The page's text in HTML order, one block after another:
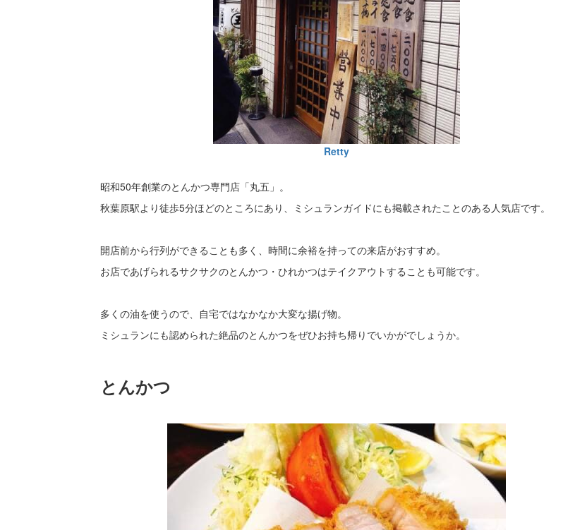
Retty
昭和50年創業のとんかつ専門店「丸五」。
秋葉原駅より徒歩5分ほどのところにあり、ミシュランガイドにも掲載されたことのある人気店です。
開店前から行列ができることも多く、時間に余裕を持っての来店がおすすめ。
お店であげられるサクサクのとんかつ・ひれかつはテイクアウトすることも可能です。
多くの油を使うので、自宅ではなかなか大変な揚げ物。
ミシュランにも認められた絶品のとんかつをぜひお持ち帰りでいかがでしょうか。
とんかつ